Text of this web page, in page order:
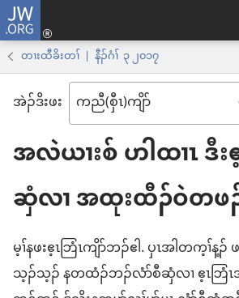
JW.ORG
တၢးထီခိးတၢ် | နီၣ်ဂံၢ် ၃ ၂၀၁၇
အဲၣ်​ဒိး​ဖး
အလဲယၢးစ် ဟါထၢၤ ဒီး​
ဆှံ​လၢ အ​ထုးထီၣ်​ဝဲ​တဖ
မ့ၢ်​န​ဖး​ဧ့ၤဘြံၤ​ကျိာ်​ဘၣ်​ဧါ. ပှၤ​အါတက့ၢ်
သ့ၣ်​သ့ၣ် န​တထံၣ်​ဘၣ်​လံာ်စီဆှံ​လၢ ဧ့ၤဘြံ